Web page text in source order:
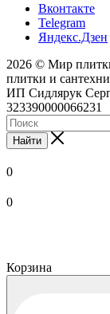
Вконтакте
Telegram
Яндекс.Дзен
2026 © Мир
плитки и
ИП Сидлярук
323390000066231
Найти
0
0
Корзина